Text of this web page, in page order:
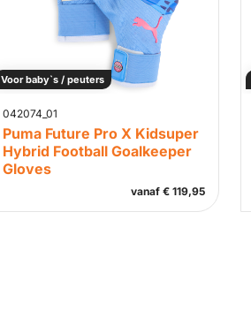
Voor baby`s / peuters
042074_01
Puma Future Pro X Kidsuper
Hybrid Football Goalkeeper
Gloves
vanaf € 119,95